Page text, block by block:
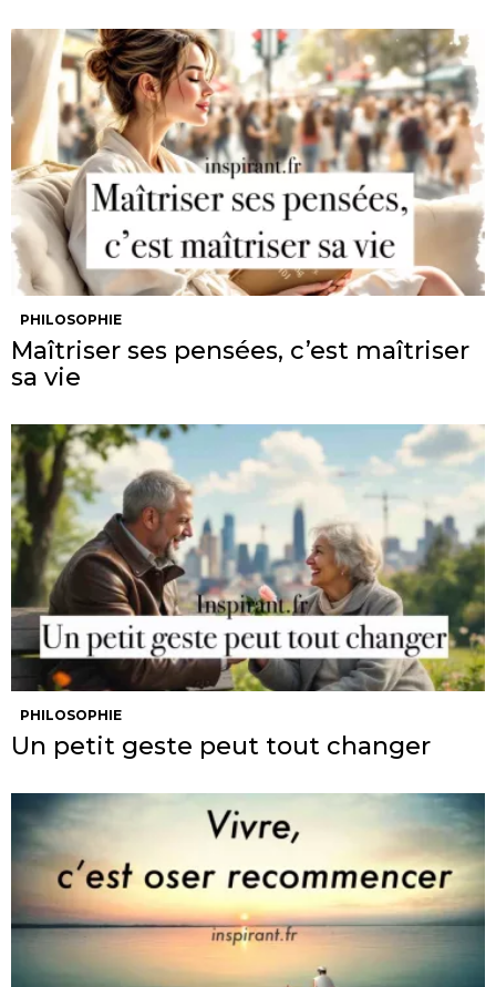
PHILOSOPHIE
Maîtriser ses pensées, c’est maîtriser
sa vie
PHILOSOPHIE
Un petit geste peut tout changer